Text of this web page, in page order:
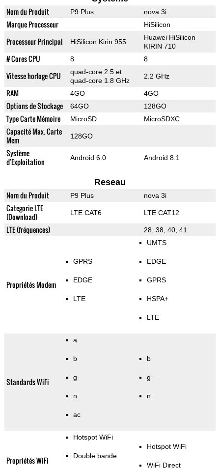
Nom du Produit P9 Plus nova 3i
Marque Processeur HiSilicon
Processeur Principal HiSilicon Kirin 955
Huawei HiSilicon
KIRIN 710
# Cores CPU 8 8
Vitesse horloge CPU
quad-core 2.5 et
quad-core 1.8 GHz
2.2 GHz
RAM 4GO 4GO
Options de Stockage 64GO 128GO
Type Carte Mémoire MicroSD MicroSDXC
Capacité Max. Carte
Mem
128GO
Système
d'Exploitation
Android 6.0 Android 8.1
Reseau
Nom du Produit P9 Plus nova 3i
Categorie LTE
(Download)
LTE CAT6 LTE CAT12
LTE (fréquences) 28, 38, 40, 41
Propriétés Modem
GPRS
EDGE
LTE
UMTS
EDGE
GPRS
HSPA+
LTE
Standards WiFi
a
b
g
n
ac
b
g
n
Propriétés WiFi
Hotspot WiFi
Double bande
Hotspot WiFi
WiFi Direct